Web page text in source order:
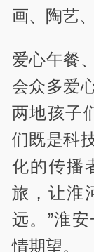
画、陶艺
爱心午餐
会众多爱
两地孩子
们既是科
化的传播
旅，让淮
远。”淮
情期望。